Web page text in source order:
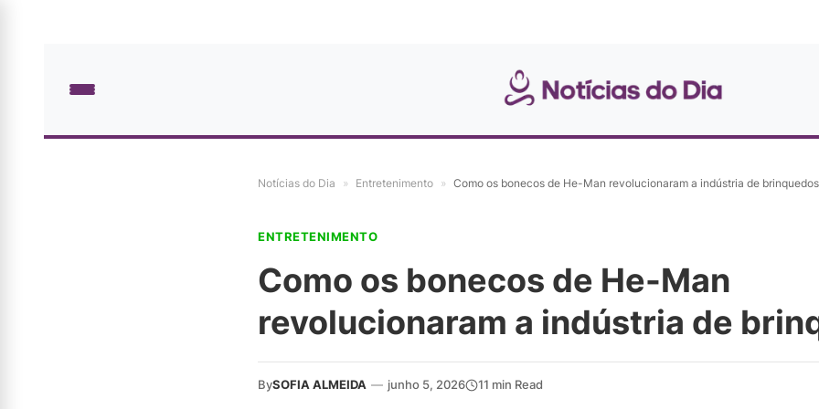
Notícias do Dia » Entretenimento » Como os bonecos de He-Man revolucionaram a indústria de brinquedos
ENTRETENIMENTO
Como os bonecos de He-Man
revolucionaram a indústria de
BySOFIA ALMEIDA — junho 5, 2026 11 min Read